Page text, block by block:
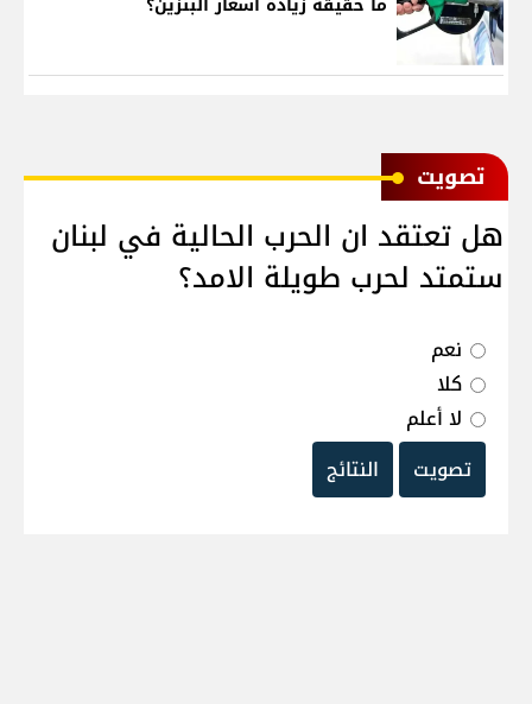
ﺗﺼﻮﻳﺖ
هل تعتقد ان الحرب الحالية في لبنان
ستمتد لحرب طويلة الامد؟
نعم
كلا
لا أعلم
تصويت
النتائج